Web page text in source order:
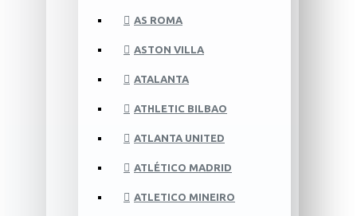
AS ROMA
ASTON VILLA
ATALANTA
ATHLETIC BILBAO
ATLANTA UNITED
ATLÉTICO MADRID
ATLETICO MINEIRO